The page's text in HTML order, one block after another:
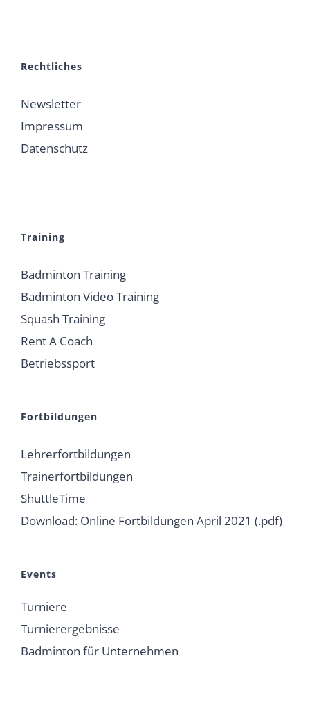
Rechtliches
Newsletter
Impressum
Datenschutz
Training
Badminton Training
Badminton Video Training
Squash Training
Rent A Coach
Betriebssport
Fortbildungen
Lehrerfortbildungen
Trainerfortbildungen
ShuttleTime
Download: Online Fortbildungen April 2021 (.pdf)
Events
Turniere
Turnierergebnisse
Badminton für Unternehmen